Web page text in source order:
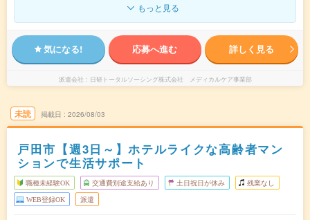
もっと見る
気になる! 応募へ進む 詳しく見る
派遣会社 日研トータルソーシング株式会社 メディカルケア事業部
未読 掲載日 2026/08/03
戸田市【週3日～】ホテルライクな高齢者マン
ションで生活サポート
職種未経験OK 交通費別途支給あり 土日祝日が休み 残業なし
WEB登録OK 派遣